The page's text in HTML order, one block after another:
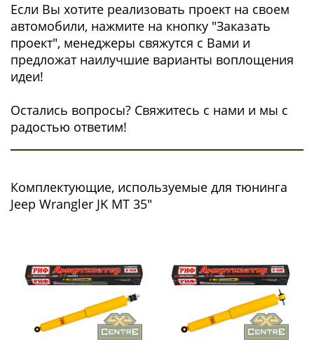
Если Вы хотите реализовать проект на своем
автомобили, нажмите на кнопку "Заказать
проект", менеджеры свяжутся с Вами и
предложат наилучшие варианты воплощения
идеи!
Остались вопросы? Свяжитесь с нами и мы с
радостью ответим!
Комплектующие, используемые для тюнинга
Jeep Wrangler JK MT 35"